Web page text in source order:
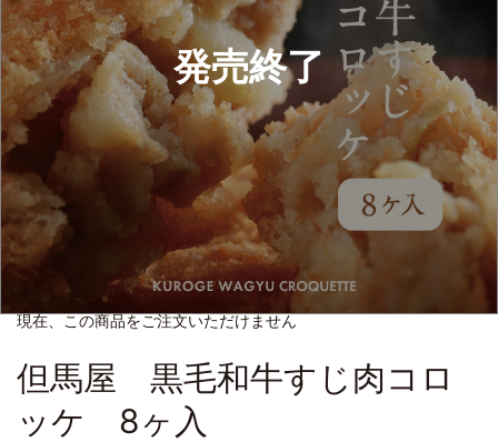
発売終了
現在、この商品をご注文いただけません
但馬屋 黒毛和牛すじ肉コロ
ッケ 8ヶ入